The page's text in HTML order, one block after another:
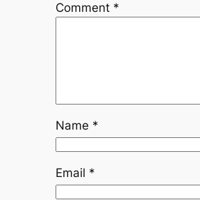
Comment *
Name *
Email *